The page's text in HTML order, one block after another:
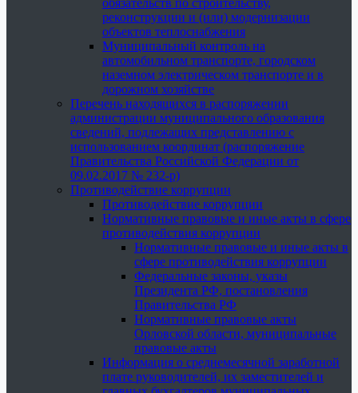
обязательств по строительству,
реконструкции и (или) модернизации
объектов теплоснабжения
Муниципальный контроль на
автомобильном транспорте, городском
наземном электрическом транспорте и в
дорожном хозяйстве
Перечень находящихся в распоряжении
администрации муниципального образования
сведений, подлежащих представлению с
использованием координат (распоряжение
Правительства Российской Федерации от
09.02.2017 № 232-р)
Противодействие коррупции
Противодействие коррупции
Нормативные правовые и иные акты в сфере
противодействия коррупции
Нормативные правовые и иные акты в
сфере противодействия коррупции
Федеральные законы, указы
Президента РФ, постановления
Правительства РФ
Нормативные правовые акты
Орловской области, муниципальные
правовые акты
Информация о среднемесячной заработной
плате руководителей, их заместителей и